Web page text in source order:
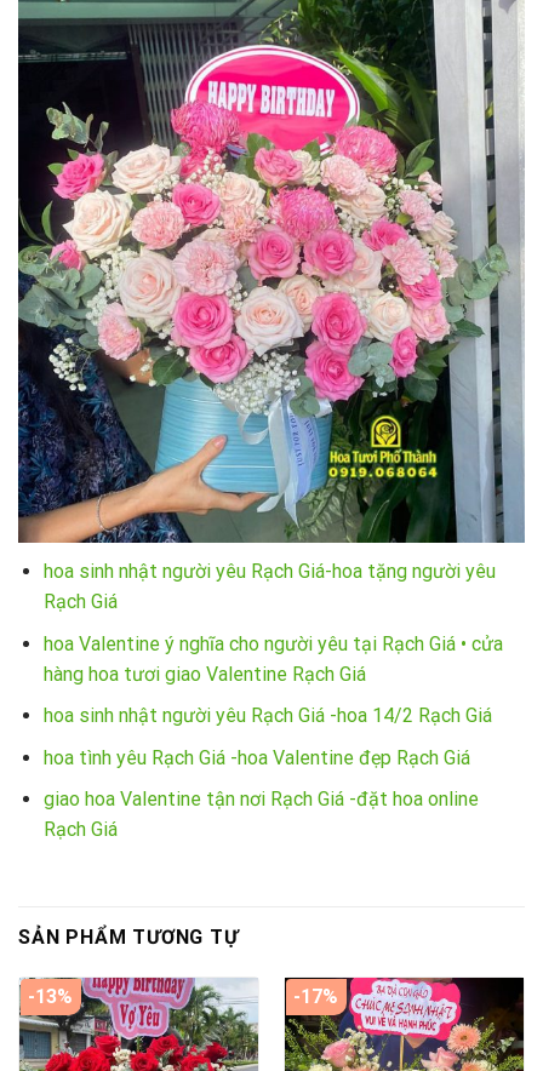
hoa sinh nhật người yêu Rạch Giá-hoa tặng người yêu
Rạch Giá
hoa Valentine ý nghĩa cho người yêu tại Rạch Giá • cửa
hàng hoa tươi giao Valentine Rạch Giá
hoa sinh nhật người yêu Rạch Giá -hoa 14/2 Rạch Giá
hoa tình yêu Rạch Giá -hoa Valentine đẹp Rạch Giá
giao hoa Valentine tận nơi Rạch Giá -đặt hoa online
Rạch Giá
SẢN PHẨM TƯƠNG TỰ
-13% -17%